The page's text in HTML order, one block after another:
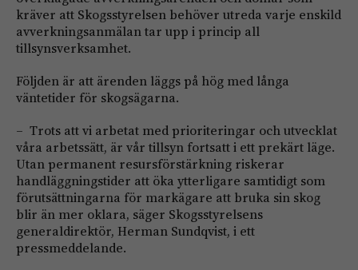
kräver att Skogsstyrelsen behöver utreda varje enskild
avverkningsanmälan tar upp i princip all
tillsynsverksamhet.
Följden är att ärenden läggs på hög med långa
väntetider för skogsägarna.
– Trots att vi arbetat med prioriteringar och utvecklat
våra arbetssätt, är vår tillsyn fortsatt i ett prekärt läge.
Utan permanent resursförstärkning riskerar
handläggningstider att öka ytterligare samtidigt som
förutsättningarna för markägare att bruka sin skog
blir än mer oklara, säger Skogsstyrelsens
generaldirektör, Herman Sundqvist, i ett
pressmeddelande.